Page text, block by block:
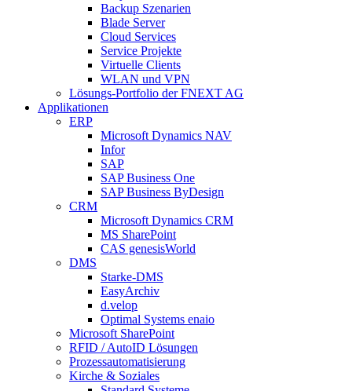
Backup Szenarien
Blade Server
Cloud Services
Service Projekte
Virtuelle Clients
WLAN und VPN
Lösungs-Portfolio der FNEXT AG
Applikationen
ERP
Microsoft Dynamics NAV
Infor
SAP
SAP Business One
SAP Business ByDesign
CRM
Microsoft Dynamics CRM
MS SharePoint
CAS genesisWorld
DMS
Starke-DMS
EasyArchiv
d.velop
Optimal Systems enaio
Microsoft SharePoint
RFID / AutoID Lösungen
Prozessautomatisierung
Kirche & Soziales